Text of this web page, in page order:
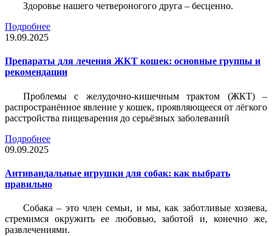
Здоровье нашего четвероногого друга – бесценно.
Подробнее
19.09.2025
Препараты для лечения ЖКТ кошек: основные группы и
рекомендации
Проблемы с желудочно-кишечным трактом (ЖКТ) –
распространённое явление у кошек, проявляющееся от лёгкого
расстройства пищеварения до серьёзных заболеваний
Подробнее
09.09.2025
Антивандальные игрушки для собак: как выбрать
правильно
Собака – это член семьи, и мы, как заботливые хозяева,
стремимся окружить ее любовью, заботой и, конечно же,
развлечениями.